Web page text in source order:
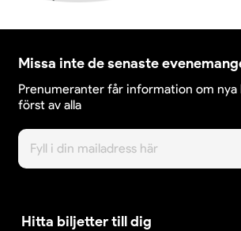
Missa inte de senaste
Prenumeranter får information om nya
först av alla
Hitta biljetter till dig